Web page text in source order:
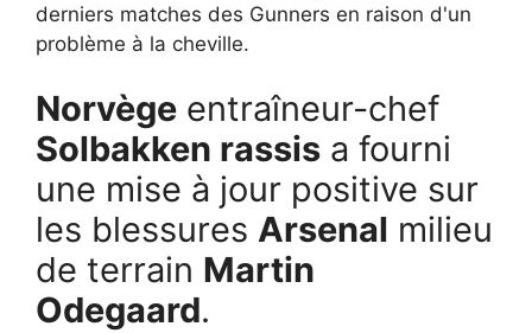
derniers matches des Gunners en raison d'un
problème à la cheville.
Norvège entraîneur-chef
Solbakken rassis a fourni
une mise à jour positive sur
les blessures Arsenal milieu
de terrain Martin
Odegaard.